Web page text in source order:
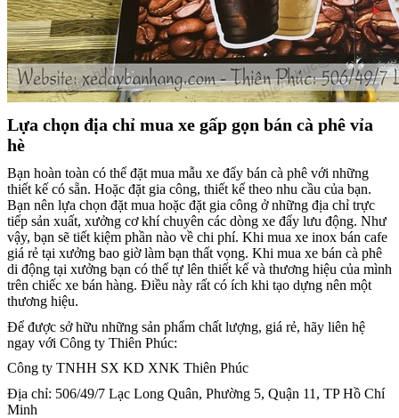
Lựa chọn địa chỉ mua xe gấp gọn bán cà phê vỉa
hè
Bạn hoàn toàn có thể đặt mua mẫu xe đẩy bán cà phê với những
thiết kế có sẵn. Hoặc đặt gia công, thiết kế theo nhu cầu của bạn.
Bạn nên lựa chọn đặt mua hoặc đặt gia công ở những địa chỉ trực
tiếp sản xuất, xưởng cơ khí chuyên các dòng xe đẩy lưu động. Như
vậy, bạn sẽ tiết kiệm phần nào về chi phí. Khi mua xe inox bán cafe
giá rẻ tại xưởng bao giờ làm bạn thất vọng. Khi mua xe bán cà phê
di động tại xưởng bạn có thể tự lên thiết kế và thương hiệu của mình
trên chiếc xe bán hàng. Điều này rất có ích khi tạo dựng nên một
thương hiệu.
Để được sở hữu những sản phẩm chất lượng, giá rẻ, hãy liên hệ
ngay với Công ty Thiên Phúc:
Công ty TNHH SX KD XNK Thiên Phúc
Địa chỉ: 506/49/7 Lạc Long Quân, Phường 5, Quận 11, TP Hồ Chí
Minh